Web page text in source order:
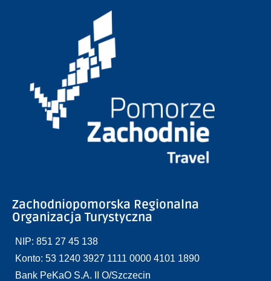
Zachodniopomorska Regionalna
Organizacja Turystyczna
NIP: 851 27 45 138
Konto: 53 1240 3927 1111 0000 4101 1890
Bank PeKaO S.A. II O/Szczecin